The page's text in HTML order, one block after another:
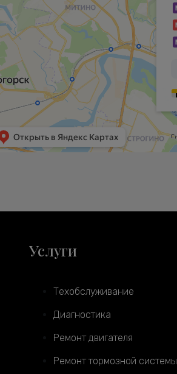
Услуги
Техобслуживание
Диагностика
Ремонт двигателя
Ремонт тормозной системы